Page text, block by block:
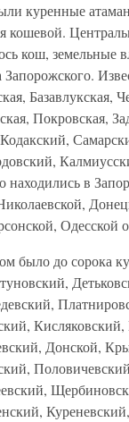
куренные
кошевой.
кош, земельные
Базавлукская,
Покровская,
находились в
Одесской
было до сорока
Кисляковский,
Донской,